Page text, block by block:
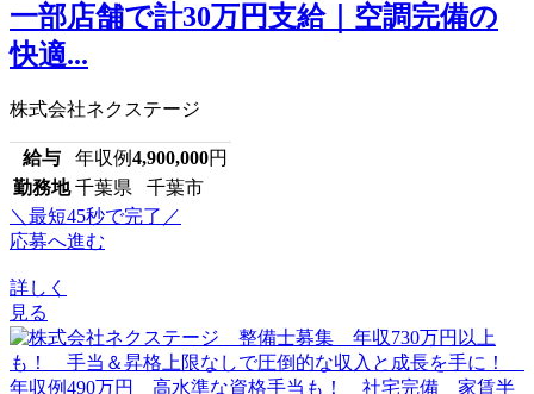
一部店舗で計30万円支給｜空調完備の
快適...
株式会社ネクステージ
給与 年収例4,900,000円
勤務地 千葉県 千葉市
＼最短45秒で完了／
応募へ進む
詳しく
見る